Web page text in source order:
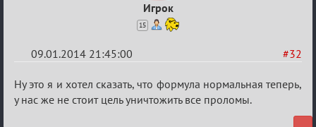
Игрок
15
#32
09.01.2014 21:45:00
Re:
VIP-
Ну это я и хотел сказать, что формула нормальная теперь,
у нас же не стоит цель уничтожить все проломы.